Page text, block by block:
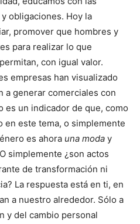
obligaciones. Hoy la
promover que hombres y
para realizar lo que
con igual valor.
empresas han visualizado
a generar comerciales con
es un indicador de que, como
en este tema, o simplemente
es ahora una moda y
simplemente ¿son actos
de transformación ni
La respuesta está en ti, en
a nuestro alrededor. Sólo a
y del cambio personal